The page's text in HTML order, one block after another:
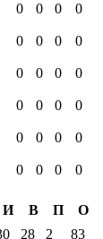
0 0 0 0
0 0 0 0
0 0 0 0
0 0 0 0
0 0 0 0
0 0 0
0
И В П
О
28 2 83